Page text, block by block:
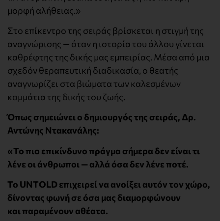
μορφή αλήθειας.»
Στο επίκεντρο της σειράς βρίσκεται η στιγμή της
αναγνώρισης — όταν η ιστορία του άλλου γίνεται
καθρέφτης της δικής μας εμπειρίας. Μέσα από μια
σχεδόν θεραπευτική διαδικασία, ο θεατής
αναγνωρίζει στα βιώματα των καλεσμένων
κομμάτια της δικής του ζωής.
Όπως σημειώνει ο δημιουργός της σειράς, Δρ.
Αντώνης Ντακανάλης:
«Το πιο επικίνδυνο πράγμα σήμερα δεν είναι τι
λένε οι άνθρωποι — αλλά όσα δεν λένε ποτέ.
Το UNTOLD επιχειρεί να ανοίξει αυτόν τον χώρο,
δίνοντας φωνή σε όσα μας διαμορφώνουν
και παραμένουν αθέατα.